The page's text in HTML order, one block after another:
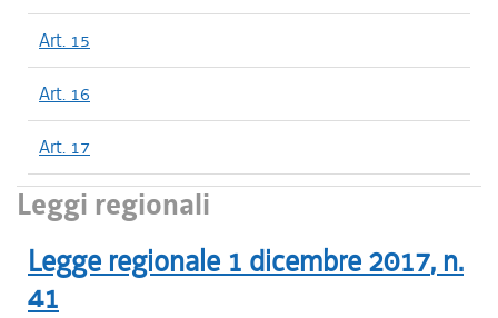
Art. 15
Art. 16
Art. 17
Leggi regionali
Legge regionale 1 dicembre 2017, n.
41